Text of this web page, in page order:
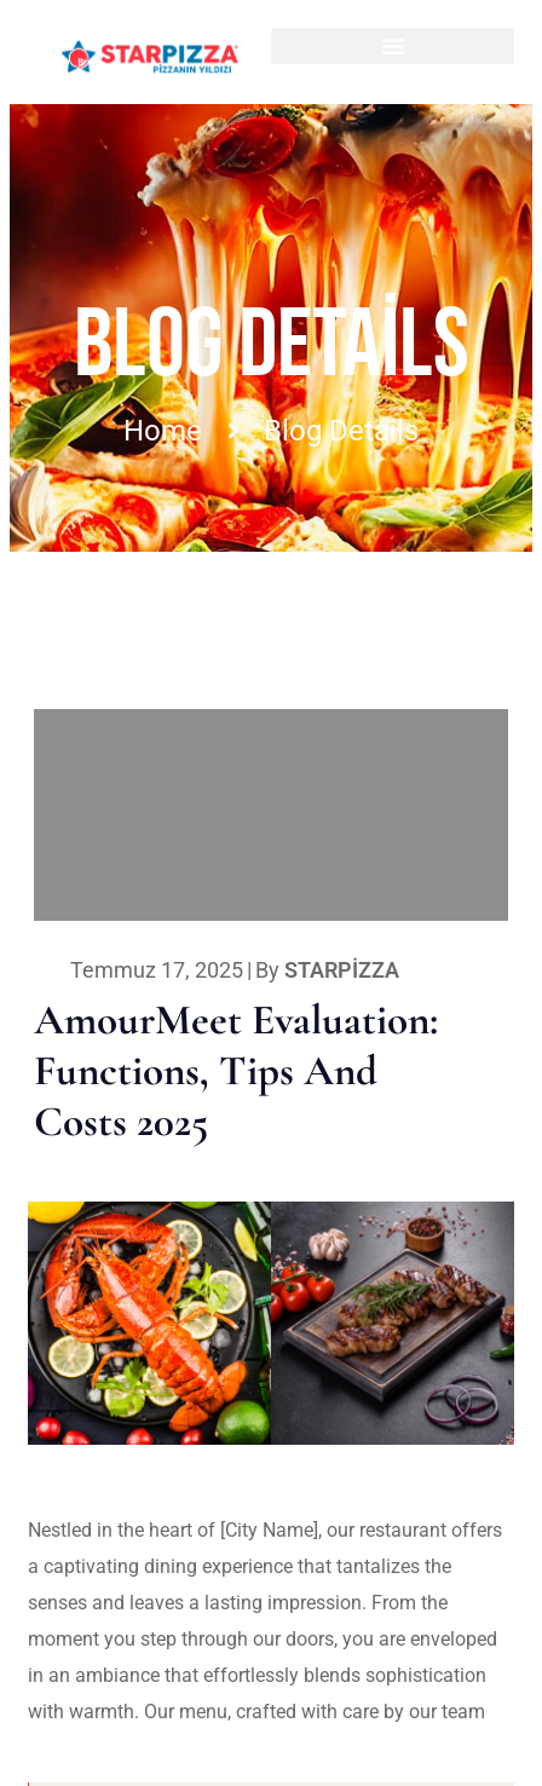
BLOG DETAILS
Home Blog Details
Temmuz 17, 2025| By STARPIZZA
AmourMeet Evaluation:
Functions, Tips And
Costs 2025
Nestled in the heart of [City Name], our restaurant offers
a captivating dining experience that tantalizes the
senses and leaves a lasting impression. From the
moment you step through our doors, you are enveloped
in an ambiance that effortlessly blends sophistication
with warmth. Our menu, crafted with care by our team